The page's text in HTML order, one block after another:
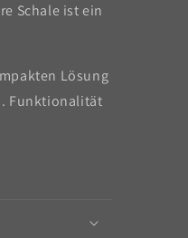
Schale ist ein
Lösung
Funktionalität